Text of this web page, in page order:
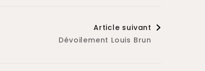
Article suivant
Dévoilement Louis Brun